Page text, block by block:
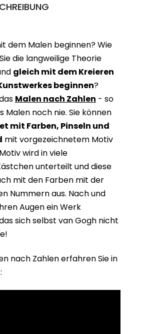
dem Malen beginnen? Wie
die langweilige Theorie
gleich mit dem Kreieren
beginnen?
Malen nach Zahlen - so
Malen noch nie. Sie können
mit Farben, Pinseln und
mit vorgezeichnetem Motiv
wird in viele
unterteilt und diese
mit den Farben mit der
Nummern aus. Nach und
Augen ein Werk
sich selbst van Gogh nicht
nach Zahlen erfahren Sie in